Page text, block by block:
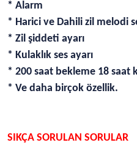
* Alarm
* Harici ve Dahili zil melodi
* Zil şiddeti ayarı
* Kulaklık ses ayarı
* 200 saat bekleme 18 saat
* Ve daha birçok özellik.
SIKÇA SORULAN SORULAR